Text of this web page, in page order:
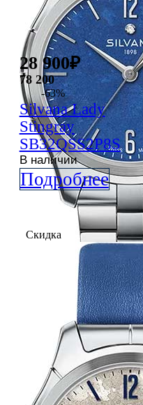
28 900₽
78 200
-63%
SilvanaLady
Stingray
SB32QSS2P8S
В наличии
Подробнее
Скидка